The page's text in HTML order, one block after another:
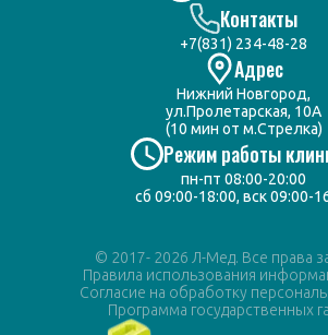
Контакты
+7(831) 234-48-28
Адрес
Нижний Новгород,
ул.Пролетарская, 10А
(10 мин от м.Стрелка)
Режим работы
пн-пт 08:00-20:00
сб 09:00-18:00, вск 09:00-
© 2017- 2026 Л-Мед. Все права
Правила использования
Согласие на обработку
Программа государственных